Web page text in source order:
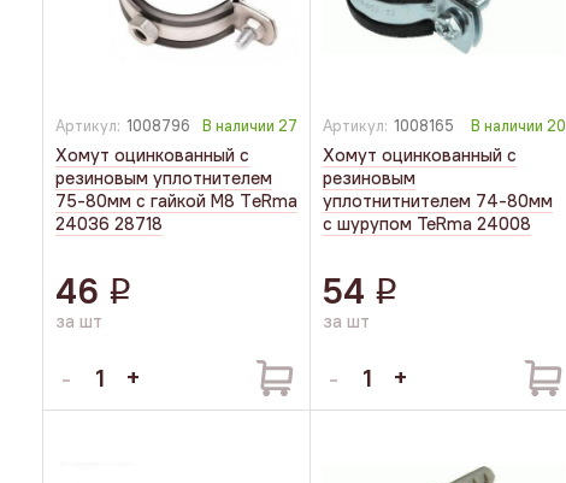
Артикул: 1008796 В наличии27
Хомут оцинкованный с
резиновым уплотнителем
75-80мм с гайкой М8 TеRmа
24036 28718
46 q
за шт
Артикул: 1008165 В наличии 20
Хомут оцинкованный с
резиновым
уплотнитнителем 74-80мм
с шурупом TeRma 24008
54 q
за шт